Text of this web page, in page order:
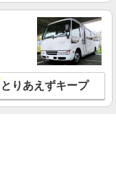
とりあえずキープ